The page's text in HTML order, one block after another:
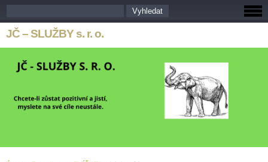
JČ – SLUŽBY s. r. o.